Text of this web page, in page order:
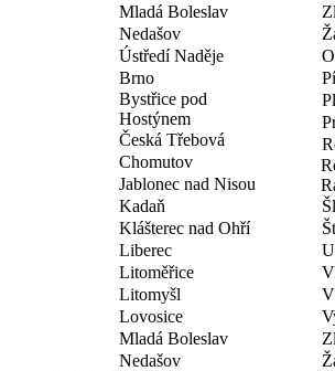
Mladá Boleslav
Nedašov
Ústředí Naděje
Brno
Bystřice pod
Hostýnem
Česká Třebová
Chomutov
Jablonec nad Nisou
Kadaň
Klášterec nad Ohří
Liberec
Litoměřice
Litomyšl
Lovosice
Mladá Boleslav
Nedašov